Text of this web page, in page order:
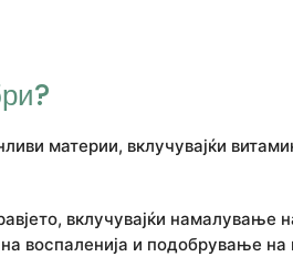
материи, вклучувајќи
вклучувајќи намалување
воспаленија и подобрување на